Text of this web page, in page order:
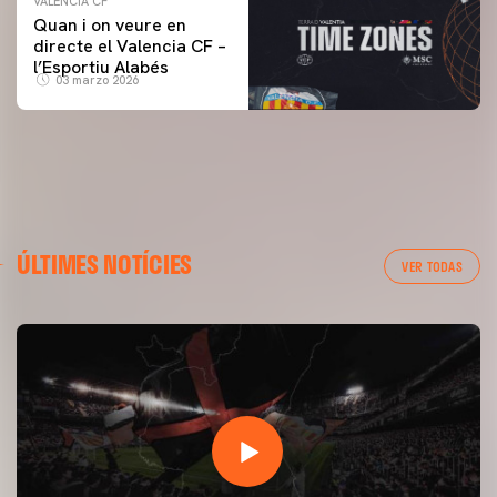
Quan i on veure en
directe el Valencia CF –
l’Esportiu Alabés
03 marzo 2026
ÚLTIMES NOTÍCIES VER TODAS